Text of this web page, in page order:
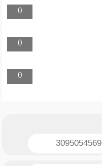
0
0
0
3095054569